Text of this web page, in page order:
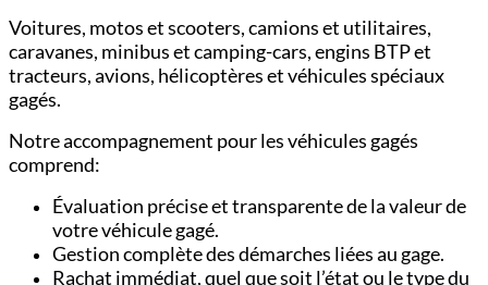
Voitures, motos et scooters,camions et utilitaires,
caravanes, minibus et camping-cars,engins BTP et
tracteurs,avions, hélicoptères et véhicules spéciaux
gagés.
Notre accompagnement pour les véhicules gagés
comprend:
Évaluation précise et transparente de la valeur de
votre véhicule gagé.
Gestion complète des démarches liées au gage.
Rachat immédiat, quel que soit l’état ou le type du